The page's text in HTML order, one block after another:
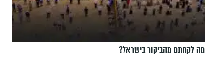
מה לקחתם מהביקור בישראל?